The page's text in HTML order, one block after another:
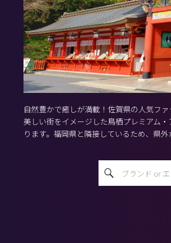
自然豊かで癒しが満載！佐賀県の人気フ
美しい街をイメージした鳥栖プレミアム
ります。福岡県と隣接しているため、県外